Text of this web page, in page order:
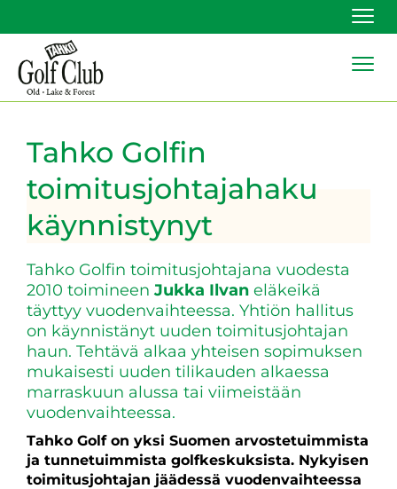
Tahko Golfin
toimitusjohtajahaku
käynnistynyt
Tahko Golfin toimitusjohtajana vuodesta
2010 toimineen Jukka Ilvan eläkeikä
täyttyy vuodenvaihteessa. Yhtiön hallitus
on käynnistänyt uuden toimitusjohtajan
haun. Tehtävä alkaa yhteisen sopimuksen
mukaisesti uuden tilikauden alkaessa
marraskuun alussa tai viimeistään
vuodenvaihteessa.
Tahko Golf on yksi Suomen arvostetuimmista
ja tunnetuimmista golfkeskuksista. Nykyisen
toimitusjohtajan jäädessä vuodenvaihteessa